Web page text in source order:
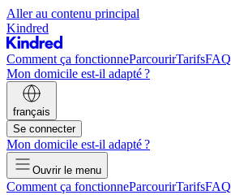
Aller au contenu principal
Kindred
Comment ça fonctionneParcourirTarifsFAQ
Mon domicile est-il adapté ?
français
Se connecter
Mon domicile est-il adapté ?
Ouvrir le menu
Comment ça fonctionneParcourirTarifsFAQ